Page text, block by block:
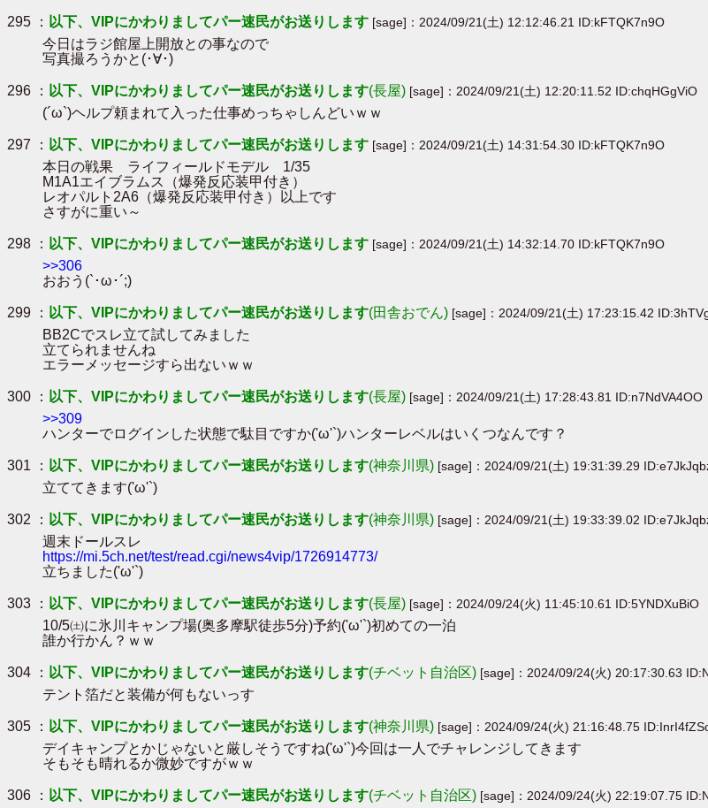
295 ： 以下、VIPにかわりましてパー速民がお送りします [sage]：2024/09/21(土) 12:12:46.21 ID:kFTQK7n9O
今日はラジ館屋上開放との事なので
写真撮ろうかと(･∀･)
296 ： 以下、VIPにかわりましてパー速民がお送りします(長屋) [sage]：2024/09/21(土) 12:20:11.52 ID:chqHGgViO
(´ω`)ヘルプ頼まれて入った仕事めっちゃしんどいｗｗ
297 ： 以下、VIPにかわりましてパー速民がお送りします [sage]：2024/09/21(土) 14:31:54.30 ID:kFTQK7n9O
本日の戦果 ライフィールドモデル 1/35
M1A1エイブラムス（爆発反応装甲付き）
レオパルト2A6（爆発反応装甲付き）以上です
さすがに重い～
298 ： 以下、VIPにかわりましてパー速民がお送りします [sage]：2024/09/21(土) 14:32:14.70 ID:kFTQK7n9O
>>306
おおう(`･ω･´;)
299 ： 以下、VIPにかわりましてパー速民がお送りします(田舎おでん) [sage]：2024/09/21(土) 17:23:15.42
BB2Cでスレ立て試してみました
立てられませんね
エラーメッセージすら出ないｗｗ
300 ： 以下、VIPにかわりましてパー速民がお送りします(長屋) [sage]：2024/09/21(土) 17:28:43.81 ID:n7NdVA4OO
>>309
ハンターでログインした状態で駄目ですか('ω'`)ハンターレベルはいくつなんです？
301 ： 以下、VIPにかわりましてパー速民がお送りします(神奈川県) [sage]：2024/09/21(土) 19:31:39.29
立ててきます('ω'`)
302 ： 以下、VIPにかわりましてパー速民がお送りします(神奈川県) [sage]：2024/09/21(土) 19:33:39.02
週末ドールスレ
https://mi.5ch.net/test/read.cgi/news4vip/1726914773/
立ちました('ω'`)
303 ： 以下、VIPにかわりましてパー速民がお送りします(長屋) [sage]：2024/09/24(火) 11:45:10.61 ID:5YNDXuBiO
10/5㈯に氷川キャンプ場(奥多摩駅徒歩5分)予約('ω'`)初めての一泊
誰か行かん？ｗｗ
304 ： 以下、VIPにかわりましてパー速民がお送りします(チベット自治区) [sage]：2024/09/24(火) 20:17:30.63
テント箔だと装備が何もないっす
305 ： 以下、VIPにかわりましてパー速民がお送りします(神奈川県) [sage]：2024/09/24(火) 21:16:48.75
デイキャンプとかじゃないと厳しそうですね('ω'`)今回は一人でチャレンジしてきます
そもそも晴れるか微妙ですがｗｗ
306 ： 以下、VIPにかわりましてパー速民がお送りします(チベット自治区) [sage]：2024/09/24(火) 22:19:07.75